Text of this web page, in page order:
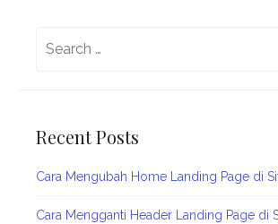
for:
Recent Posts
Cara Mengubah Home Landing Page di
Cara Mengganti Header Landing Page di